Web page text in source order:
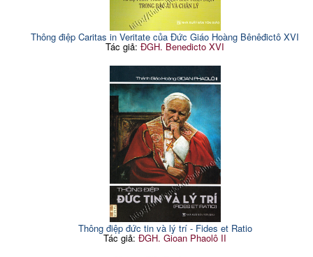
Thông điệp Caritas in Veritate của Đức Giáo Hoàng Bênêđictô XVI
Tác giả:ĐGH. Benedicto XVI
Thông điệp đức tin và lý trí - Fides et Ratio
Tác giả:ĐGH. Gioan Phaolô II